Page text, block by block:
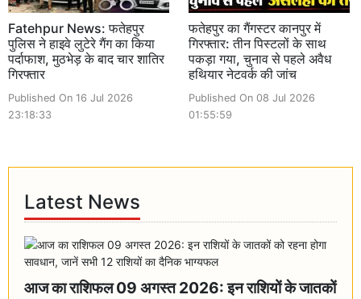
Fatehpur News: फतेहपुर
पुलिस ने हाइवे लुटेरे गैंग का किया
पर्दाफाश, मुठभेड़ के बाद चार शातिर
गिरफ्तार
Published On 16 Jul 2026
23:18:33
फतेहपुर का गैंगस्टर कानपुर में
गिरफ्तार: तीन पिस्टलों के साथ
पकड़ा गया, चुनाव से पहले अवैध
हथियार नेटवर्क की जांच
Published On 08 Jul 2026
01:55:59
Latest News
आज का राशिफल 09 अगस्त 2026: इन राशियों के जातकों